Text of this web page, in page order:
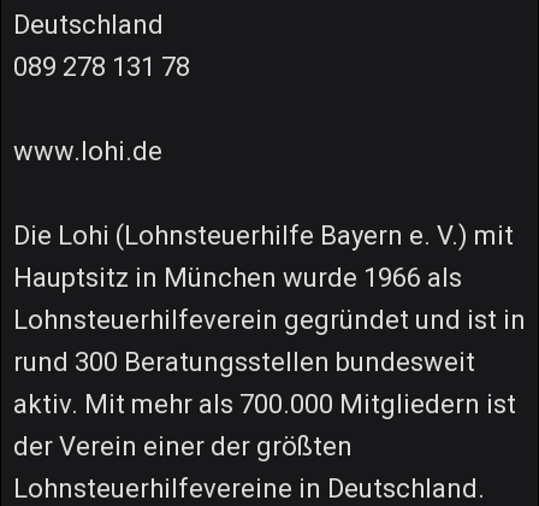
Deutschland
089 278 131 78
www.lohi.de
Die Lohi (Lohnsteuerhilfe Bayern e. V.) mit
Hauptsitz in München wurde 1966 als
Lohnsteuerhilfeverein gegründet und ist in
rund 300 Beratungsstellen bundesweit
aktiv. Mit mehr als 700.000 Mitgliedern ist
der Verein einer der größten
Lohnsteuerhilfevereine in Deutschland.